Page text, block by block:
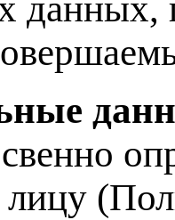
данных,